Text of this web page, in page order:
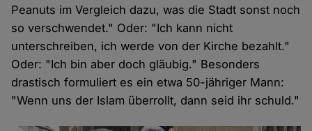
Peanuts im Vergleich dazu, was die Stadt sonst noch
so verschwendet." Oder: "Ich kann nicht
unterschreiben, ich werde von der Kirche bezahlt."
Oder: "Ich bin aber doch gläubig." Besonders
drastisch formuliert es ein etwa 50-jähriger Mann:
"Wenn uns der Islam überrollt, dann seid ihr schuld."